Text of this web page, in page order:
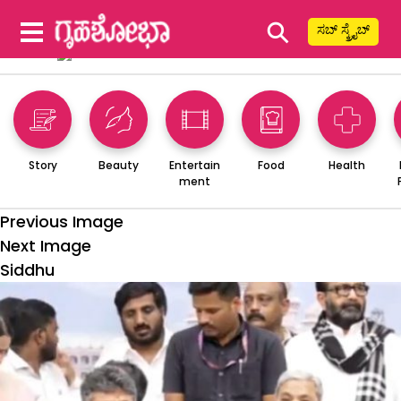
⚲ ಸಬ್ ಸ್ಕ್ರೈಬ್
Story Beauty
Entertain
ment
Food Health
Previous Image
Next Image
Siddhu